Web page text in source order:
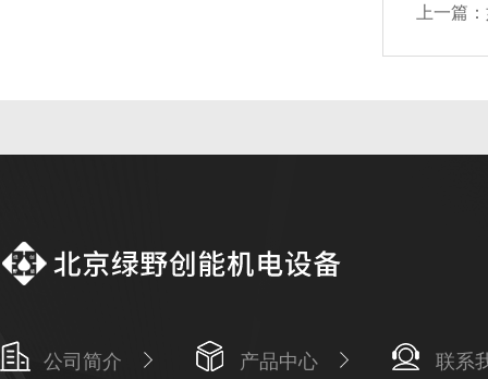
上一篇：
公司简介 产品中心 联系